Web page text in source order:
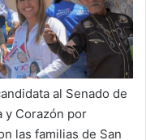
al Senado de
y Corazón por
las familias de San